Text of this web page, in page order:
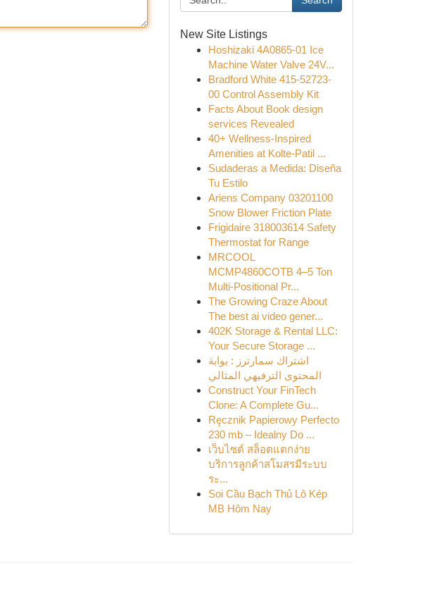
New Site Listings
Hoshizaki 4A0865-01 Ice
Machine Water Valve 24V...
Bradford White 415-52723-
00 Control Assembly Kit
Facts About Book design
services Revealed
40+ Wellness-Inspired
Amenities at Kolte-Patil ...
Sudaderas a Medida: Diseña
Tu Estilo
Ariens Company 03201100
Snow Blower Friction Plate
Frigidaire 318003614 Safety
Thermostat for Range
MRCOOL
MCMP4860COTB 4–5 Ton
Multi-Positional Pr...
The Growing Craze About
The best ai video gener...
402K Storage & Rental LLC:
Your Secure Storage ...
اشتراك سمارترز : بوابة
المحتوى الترفيهي المثالي
Construct Your FinTech
Clone: A Complete Gu...
Ręcznik Papierowy Perfecto
230 mb – Idealny Do ...
เว็บไซต์ สล็อตแตกง่าย
บริการลูกค้าสโมสรมีระบบ
ระ...
Soi Cầu Bạch Thủ Lô Kép
MB Hôm Nay